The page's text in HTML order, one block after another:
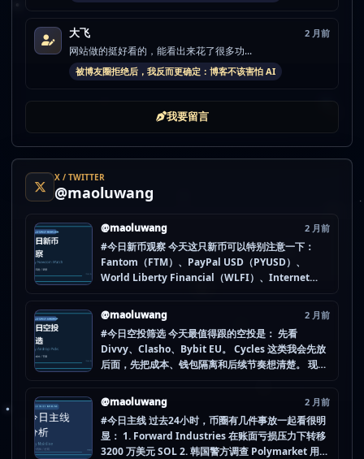
大飞 2 月前
网站做的挺好看的，能看出来花了很多功...
被博友圈拒绝后，我反而更确定：博客不该害怕 AI
我要留言
X / TWITTER
@maoluwang
@maoluwang 2 月前
#今日新币观察 今天这只新币可以特别注意一下：
Fantom（FTM）、PayPal USD（PYUSD）、
World Liberty Financial（WLFI）、Internet
而是更像“热度是不是在回流”的样本。 这种时候最怕
把...
@maoluwang 2 月前
#今日空投筛选 今天最值得跟的空投是： 先看
Divvy、Clasho、Bybit EU。 Cycles 这类我会先放
后面，先把成本、钱包隔离和后续节奏想清楚。 现在
都没做扎实。 mao.lu/today-airdrop-selecti… #空
投项目 #...
@maoluwang 2 月前
#今日主线 过去24小时，币圈有几件事放一起看很明
显： 1. Forward Industries 在账面亏损压力下转移
3200 万美元 SOL 2. 韩国警方调查 Polymarket 用户